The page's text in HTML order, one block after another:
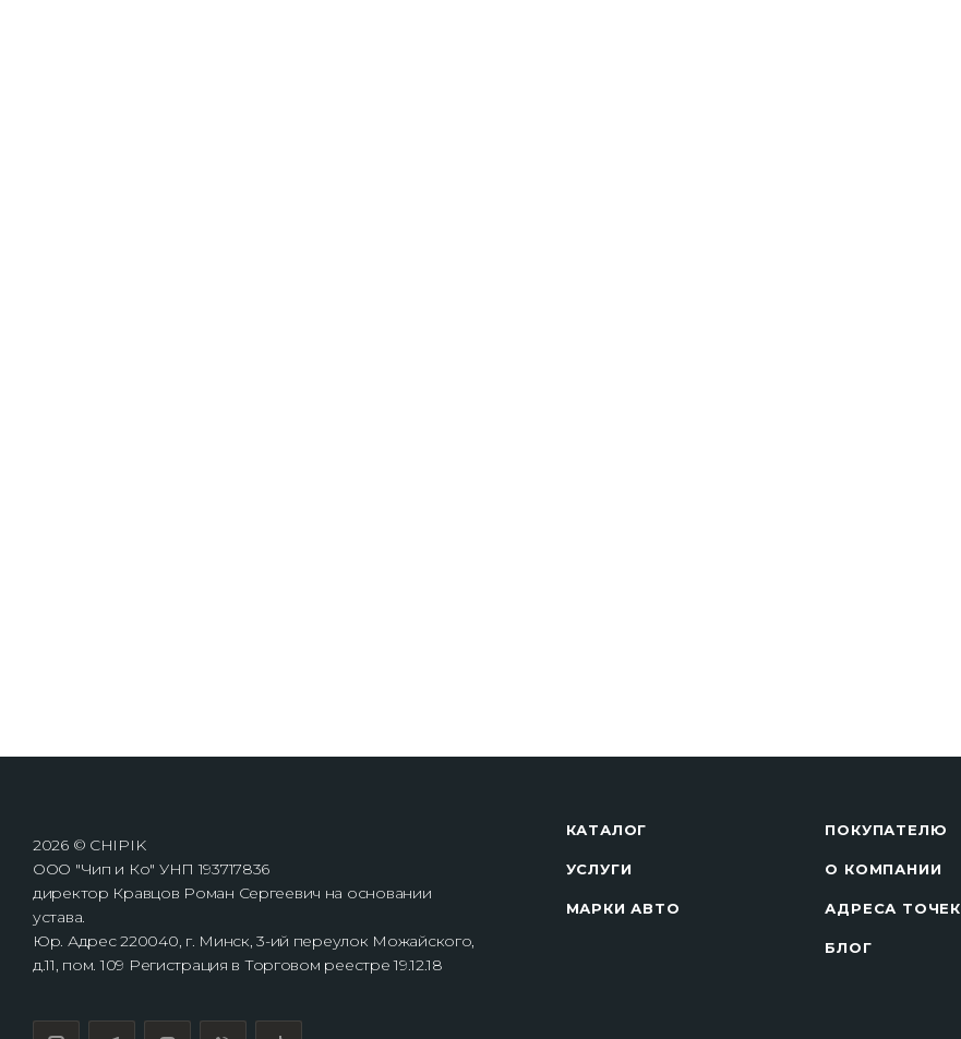
2026 © CHIPIK
ООО "Чип и Ко" УНП 193717836
директор Кравцов Роман Сергеевич на основании
устава.
Юр. Адрес 220040, г. Минск, 3-ий переулок Можайского,
д.11, пом. 109 Регистрация в Торговом реестре 19.12.18
КАТАЛОГ
УСЛУГИ
МАРКИ АВТО
ПОКУПАТЕЛЮ
О КОМПАНИИ
АДРЕСА ТОЧЕК
БЛОГ